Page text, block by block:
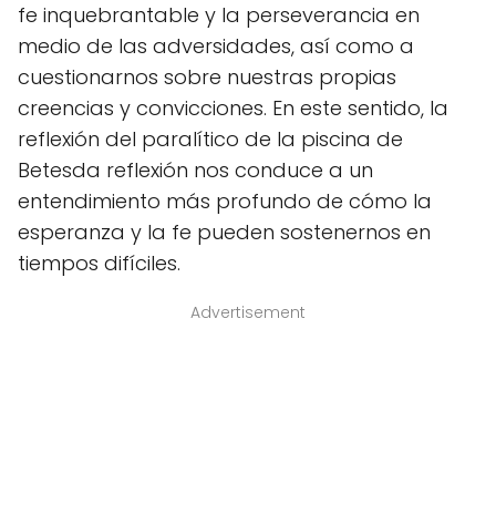
fe inquebrantable y la perseverancia en
medio de las adversidades, así como a
cuestionarnos sobre nuestras propias
creencias y convicciones. En este sentido, la
reflexión del paralítico de la piscina de
Betesda reflexión nos conduce a un
entendimiento más profundo de cómo la
esperanza y la fe pueden sostenernos en
tiempos difíciles.
Advertisement